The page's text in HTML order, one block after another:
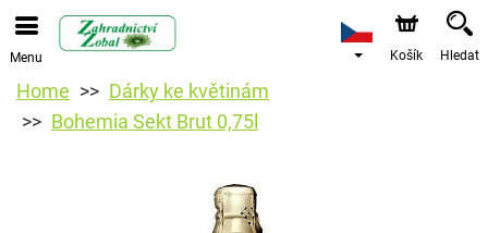
Menu Košík Hledat
Home
Dárky ke květinám
Bohemia Sekt Brut 0,75l